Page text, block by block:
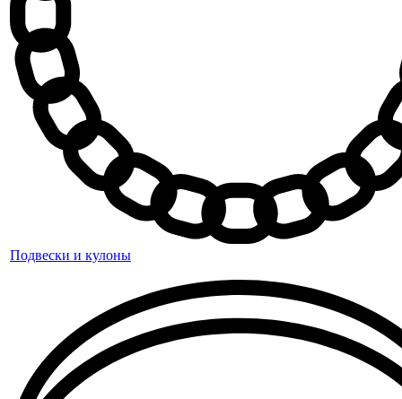
Подвески и кулоны